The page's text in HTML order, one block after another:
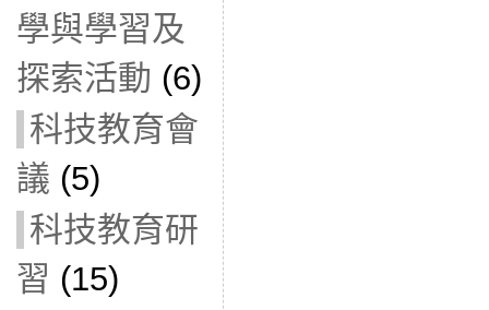
學與學習及
探索活動 (6)
科技教育會
議 (5)
科技教育研
習 (15)